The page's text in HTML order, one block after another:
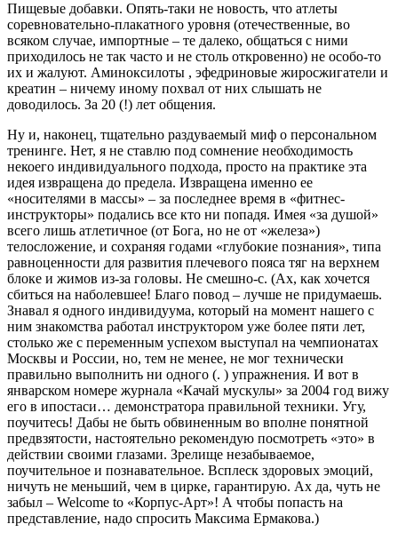
Пищевые добавки. Опять-таки не новость, что атлеты
соревновательно-плакатного уровня (отечественные, во
всяком случае, импортные – те далеко, общаться с ними
приходилось не так часто и не столь откровенно) не особо-то
их и жалуют. Аминоксилоты , эфедриновые жиросжигатели и
креатин – ничему иному похвал от них слышать не
доводилось. За 20 (!) лет общения.
Ну и, наконец, тщательно раздуваемый миф о персональном
тренинге. Нет, я не ставлю под сомнение необходимость
некоего индивидуального подхода, просто на практике эта
идея извращена до предела. Извращена именно ее
«носителями в массы» – за последнее время в «фитнес-
инструкторы» подались все кто ни попадя. Имея «за душой»
всего лишь атлетичное (от Бога, но не от «железа»)
телосложение, и сохраняя годами «глубокие познания», типа
равноценности для развития плечевого пояса тяг на верхнем
блоке и жимов из-за головы. Не смешно-с. (Ах, как хочется
сбиться на наболевшее! Благо повод – лучше не придумаешь.
Знавал я одного индивидуума, который на момент нашего с
ним знакомства работал инструктором уже более пяти лет,
столько же с переменным успехом выступал на чемпионатах
Москвы и России, но, тем не менее, не мог технически
правильно выполнить ни одного (. ) упражнения. И вот в
январском номере журнала «Качай мускулы» за 2004 год вижу
его в ипостаси… демонстратора правильной техники. Угу,
поучитесь! Дабы не быть обвиненным во вполне понятной
предвзятости, настоятельно рекомендую посмотреть «это» в
действии своими глазами. Зрелище незабываемое,
поучительное и познавательное. Всплеск здоровых эмоций,
ничуть не меньший, чем в цирке, гарантирую. Ах да, чуть не
забыл – Welcome to «Корпус-Арт»! А чтобы попасть на
представление, надо спросить Максима Ермакова.)